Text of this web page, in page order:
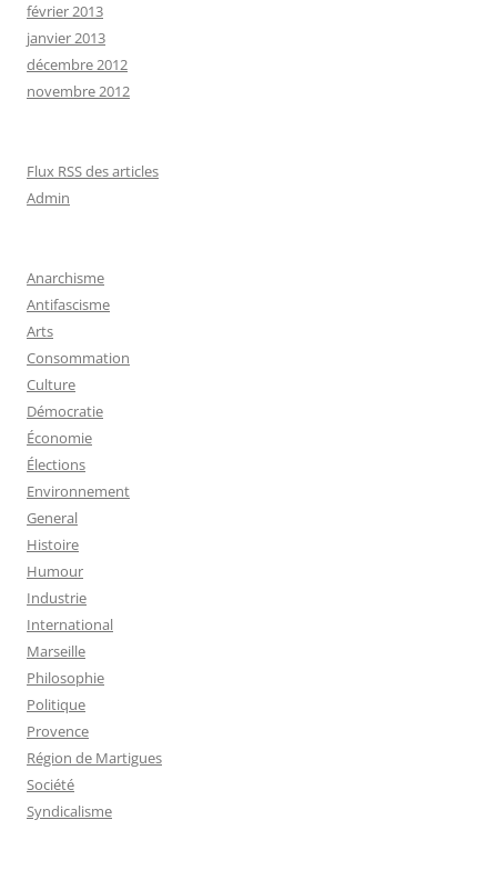
février 2013
janvier 2013
décembre 2012
novembre 2012
Flux RSS des articles
Admin
Anarchisme
Antifascisme
Arts
Consommation
Culture
Démocratie
Économie
Élections
Environnement
General
Histoire
Humour
Industrie
International
Marseille
Philosophie
Politique
Provence
Région de Martigues
Société
Syndicalisme